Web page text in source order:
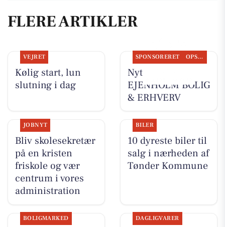
FLERE ARTIKLER
VEJRET
Kølig start, lun
slutning i dag
SPONSORERET OPSLAGSTAVLEN
Nyt fra
EJENHOLM BOLIG
& ERHVERV
JOBNYT
Bliv skolesekretær
på en kristen
friskole og vær
centrum i vores
administration
BILER
10 dyreste biler til
salg i nærheden af
Tønder Kommune
BOLIGMARKED DAGLIGVARER